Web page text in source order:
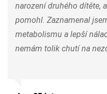
narození druhého dítěte,
pomohl. Zaznamenal
metabolismu a lepší
nemám tolik chutí na